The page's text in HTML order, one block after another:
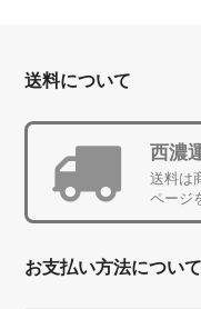
送料について
西濃
送料は
ページ
お支払い方法について